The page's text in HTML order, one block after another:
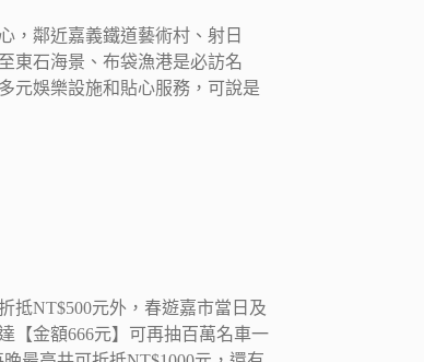
，鄰近嘉義鐵道藝術村、射日
東石海景、布袋漁港是必訪名
元娛樂設施和貼心服務，可說是
抵NT$500元外，春遊嘉市當日及
【金額666元】可再抽百萬名車一